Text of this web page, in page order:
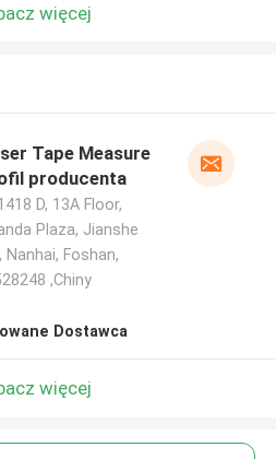
więcej
Tape Measure
producenta
D, 13A Floor,
Plaza, Jianshe
Nanhai, Foshan,
,Chiny
Dostawca
więcej